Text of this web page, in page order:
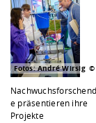
Fotos: André Wirsig
Nachwuchsforschend
e präsentieren ihre
Projekte